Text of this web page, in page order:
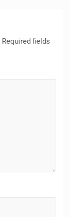
Required fields